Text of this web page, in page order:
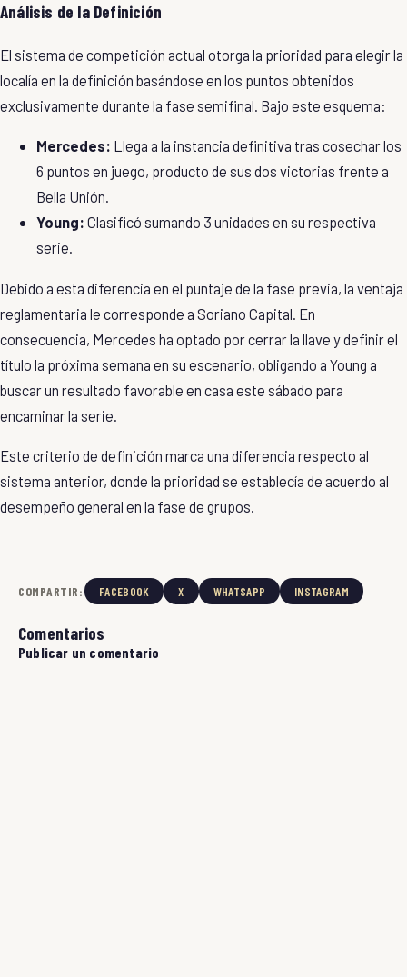
Análisis de la Definición
​El sistema de competición actual otorga la prioridad para elegir la
localía en la definición basándose en los puntos obtenidos
exclusivamente durante la fase semifinal. Bajo este esquema:
Mercedes: Llega a la instancia definitiva tras cosechar los
6 puntos en juego, producto de sus dos victorias frente a
Bella Unión.
Young: Clasificó sumando 3 unidades en su respectiva
serie.
​Debido a esta diferencia en el puntaje de la fase previa, la ventaja
reglamentaria le corresponde a Soriano Capital . En
consecuencia, Mercedes ha optado por cerrar la llave y definir el
título la próxima semana en su escenario, obligando a Young a
buscar un resultado favorable en casa este sábado para
encaminar la serie.
​Este criterio de definición marca una diferencia respecto al
sistema anterior, donde la prioridad se establecía de acuerdo al
desempeño general en la fase de grupos.
COMPARTIR: FACEBOOK X WHATSAPP INSTAGRAM
Comentarios
Publicar un comentario